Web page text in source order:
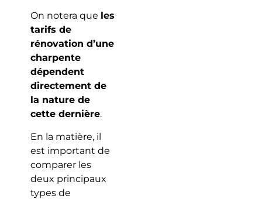
On notera que les
tarifs de
rénovation d’une
charpente
dépendent
directement de
la nature de
cette dernière.
En la matière, il
est important de
comparer les
deux principaux
types de